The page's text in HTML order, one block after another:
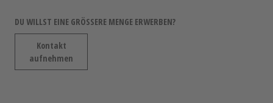
DU WILLST EINE GRÖSSERE MENGE ERWERBEN?
Kontakt
aufnehmen